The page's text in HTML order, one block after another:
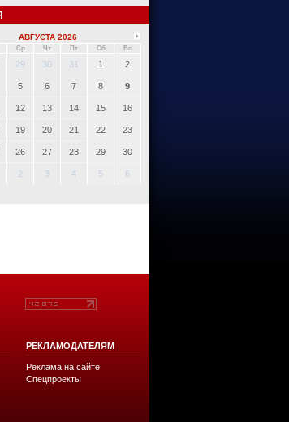
АВГУСТА 2026
Ср Чт Пт Сб Вс
29 30 31 1 2
5 6 7 8 9
12 13 14 15 16
19 20 21 22 23
26 27 28 29 30
2 3 4 5 6
РЕКЛАМОДАТЕЛЯМ
Реклама на сайте
Спецпроекты